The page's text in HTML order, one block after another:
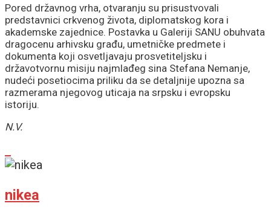
Pored državnog vrha, otvaranju su prisustvovali
predstavnici crkvenog života, diplomatskog kora i
akademske zajednice. Postavka u Galeriji SANU obuhvata
dragocenu arhivsku građu, umetničke predmete i
dokumenta koji osvetljavaju prosvetiteljsku i
državotvornu misiju najmlađeg sina Stefana Nemanje,
nudeći posetiocima priliku da se detaljnije upozna sa
razmerama njegovog uticaja na srpsku i evropsku
istoriju.
N.V.
nikea